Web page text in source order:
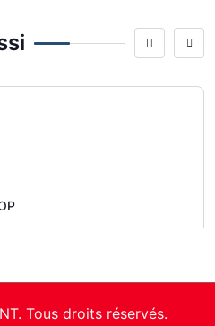
Tous droits réservés.